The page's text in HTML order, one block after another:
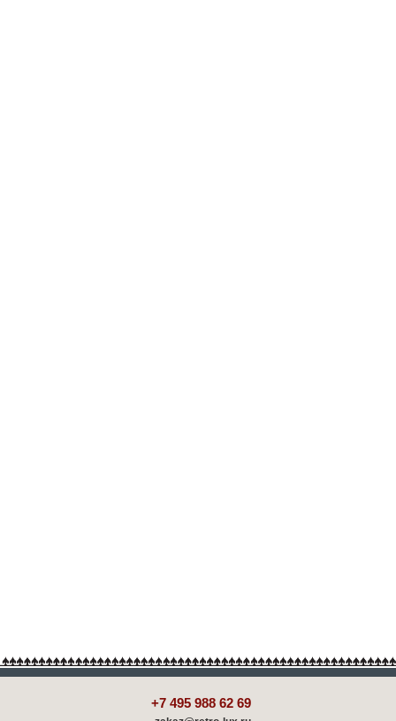
+7 495 988 62 69